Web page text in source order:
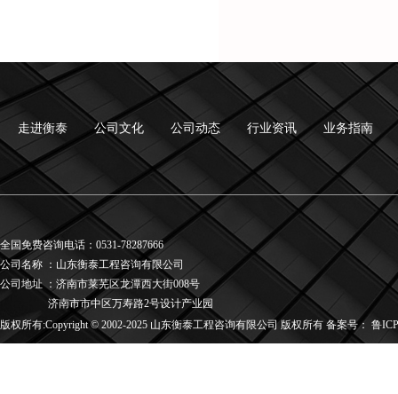
走进衡泰 公司文化 公司动态 行业资讯 业务指南
全国免费咨询电话：0531-78287666
公司名称 ： 山东衡泰工程咨询有限公司
公司地址： 济南市莱芜区龙潭西大街008号
济南市市中区万寿路2号设计产业园
版权所有:Copyright © 2002-2025 山东衡泰工程咨询有限公司 版权所有 备案号： 鲁